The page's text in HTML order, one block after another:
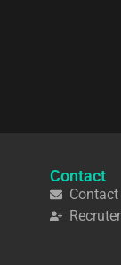
Contact